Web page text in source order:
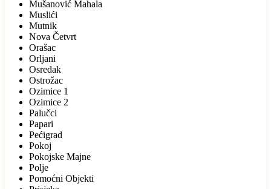
Mušanović Mahala
Muslići
Mutnik
Nova Četvrt
Orašac
Orljani
Osredak
Ostrožac
Ozimice 1
Ozimice 2
Palučci
Papari
Pećigrad
Pokoj
Pokojske Majne
Polje
Pomoćni Objekti